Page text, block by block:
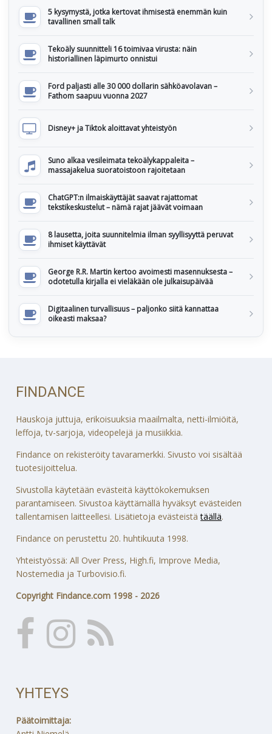
5 kysymystä, jotka kertovat ihmisestä enemmän kuin
tavallinen small talk
Tekoäly suunnitteli 16 toimivaa virusta: näin
historiallinen läpimurto onnistui
Ford paljasti alle 30 000 dollarin sähköavolavan –
Fathom saapuu vuonna 2027
Disney+ ja Tiktok aloittavat yhteistyön
Suno alkaa vesileimata tekoälykappaleita –
massajakelua suoratoistoon rajoitetaan
ChatGPT:n ilmaiskäyttäjät saavat rajattomat
tekstikeskustelut – nämä rajat jäävät voimaan
8 lausetta, joita suunnitelmia ilman syyllisyyttä peruvat
ihmiset käyttävät
George R.R. Martin kertoo avoimesti masennuksesta –
odotetulla kirjalla ei vieläkään ole julkaisupäivää
Digitaalinen turvallisuus – paljonko siitä kannattaa
oikeasti maksaa?
FINDANCE
Hauskoja juttuja, erikoisuuksia maailmalta, netti-ilmiöitä,
leffoja, tv-sarjoja, videopelejä ja musiikkia.
Findance on rekisteröity tavaramerkki. Sivusto voi sisältää
tuotesijoittelua.
Sivustolla käytetään evästeitä käyttökokemuksen
parantamiseen. Sivustoa käyttämällä hyväksyt evästeiden
tallentamisen laitteellesi. Lisätietoja evästeistätäällä.
Findance on perustettu 20. huhtikuuta 1998.
Yhteistyössä: All Over Press, High.fi, Improve Media,
Nostemedia ja Turbovisio.fi.
Copyright Findance.com 1998 - 2026
YHTEYS
Päätoimittaja: